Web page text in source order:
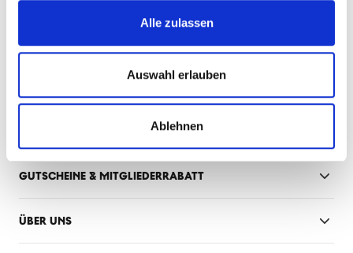
Alle zulassen
Auswahl erlauben
Ablehnen
Mo-Fr: 10:00 - 18:30 Uhr
Sa: 10:00 - 16:00 Uhr
INFORMATIONEN & SERVICE
GUTSCHEINE & MITGLIEDERRABATT
ÜBER UNS